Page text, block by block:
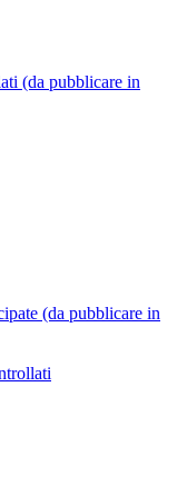
(da pubblicare in
(da pubblicare in